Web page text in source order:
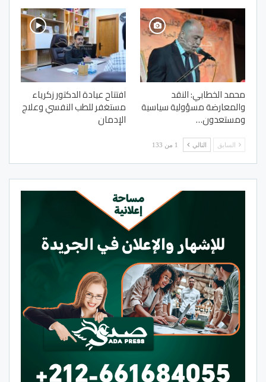
محمد الخطابي: النقد
والمعارضة مسؤولية سياسية
ومستعدون…
افتتاح عيادة الدكتور زكرياء
مستغفر للطب النفسي وعلاج
الإدمان
السابق التالي 1 من 133